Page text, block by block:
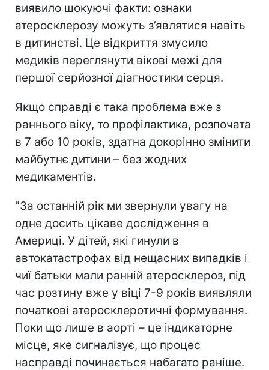
виявило шокуючі факти: ознаки
атеросклерозу можуть з’являтися навіть
в дитинстві. Це відкриття змусило
медиків переглянути вікові межі для
першої серйозної діагностики серця.
Якщо справді є така проблема вже з
раннього віку, то профілактика, розпочата
в 7 або 10 років, здатна докорінно змінити
майбутнє дитини – без жодних
медикаментів.
"За останній рік ми звернули увагу на
одне досить цікаве дослідження в
Америці. У дітей, які гинули в
автокатастрофах від нещасних випадків і
чиї батьки мали ранній атеросклероз, під
час розтину вже у віці 7-9 років виявляли
початкові атеросклеротичні формування.
Поки що лише в аорті – це індикаторне
місце, яке сигналізує, що процес
насправді починається набагато раніше.